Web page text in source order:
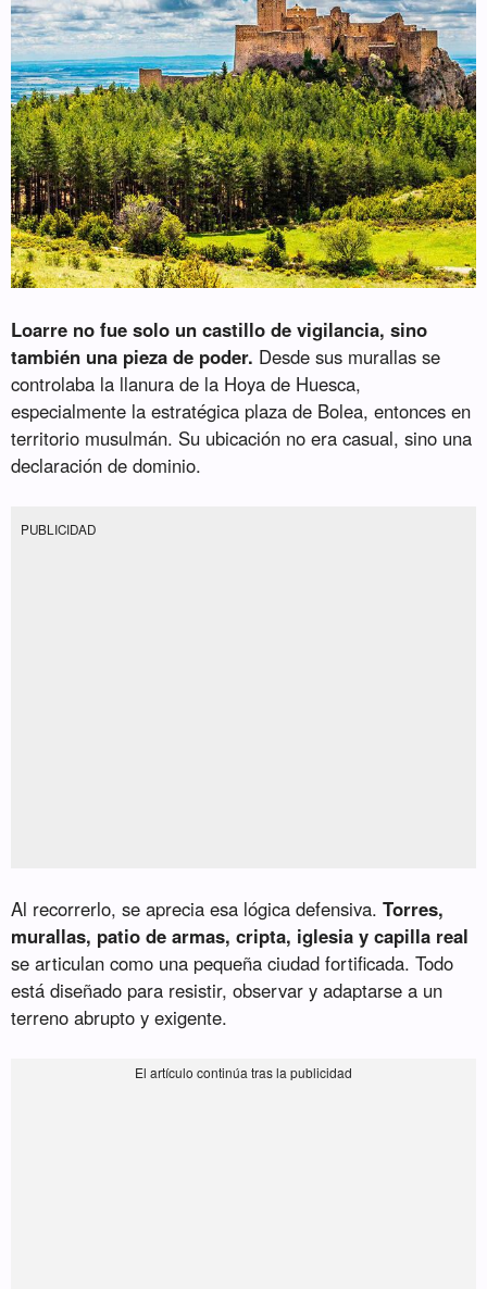
Loarre no fue solo un castillo de vigilancia, sino
también una pieza de poder. Desde sus murallas se
controlaba la llanura de la Hoya de Huesca,
especialmente la estratégica plaza de Bolea, entonces en
territorio musulmán. Su ubicación no era casual, sino una
declaración de dominio.
PUBLICIDAD
Al recorrerlo, se aprecia esa lógica defensiva.Torres,
murallas, patio de armas, cripta, iglesia y capilla real
se articulan como una pequeña ciudad fortificada. Todo
está diseñado para resistir, observar y adaptarse a un
terreno abrupto y exigente.